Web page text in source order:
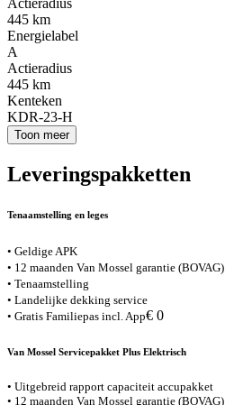
Actieradius
445 km
Energielabel
A
Actieradius
445 km
Kenteken
KDR-23-H
Toon meer
Leveringspakketten
Tenaamstelling en leges
• Geldige APK
• 12 maanden Van Mossel garantie (BOVAG)
• Tenaamstelling
• Landelijke dekking service
• Gratis Familiepas incl. App€ 0
Van Mossel Servicepakket Plus Elektrisch
• Uitgebreid rapport capaciteit accupakket
• 12 maanden Van Mossel garantie (BOVAG)